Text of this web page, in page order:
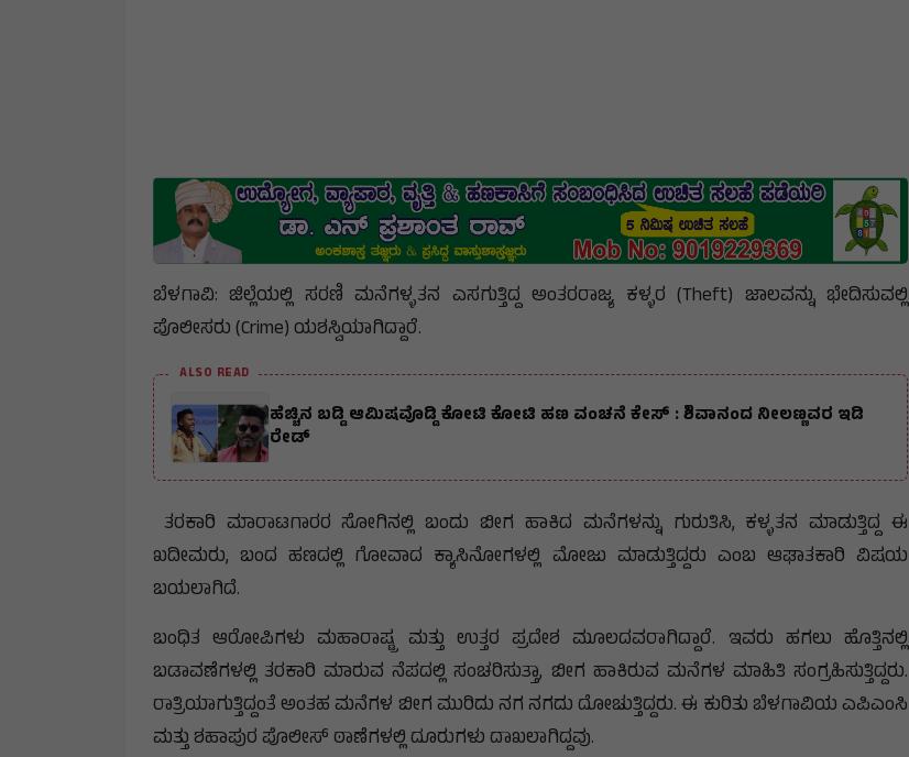
ಬೆಳಗಾವಿ: ಜಿಲ್ಲೆಯಲ್ಲಿ ಸರಣಿ ಮನೆಗಳ್ಳತನ ಎಸಗುತ್ತಿದ್ದ ಅಂತರರಾಜ್ಯ ಕಳ್ಳರ (Theft) ಜಾಲವನ್ನು ಭೇದಿಸುವಲ್ಲಿ
ಪೊಲೀಸರು (Crime) ಯಶಸ್ವಿಯಾಗಿದ್ದಾರೆ.
ALSO READ
ಹೆಚ್ಚಿನ ಬಡ್ಡಿ ಆಮಿಷವೊಡ್ಡಿ ಕೋಟಿ ಕೋಟಿ ಹಣ ವಂಚನೆ ಕೇಸ್ : ಶಿವಾನಂದ ನೀಲಣ್ಣವರ ಇಡಿ
ರೇಡ್
ತರಕಾರಿ ಮಾರಾಟಗಾರರ ಸೋಗಿನಲ್ಲಿ ಬಂದು ಬೀಗ ಹಾಕಿದ ಮನೆಗಳನ್ನು ಗುರುತಿಸಿ, ಕಳ್ಳತನ ಮಾಡುತ್ತಿದ್ದ ಈ
ಖದೀಮರು, ಬಂದ ಹಣದಲ್ಲಿ ಗೋವಾದ ಕ್ಯಾಸಿನೋಗಳಲ್ಲಿ ಮೋಜು ಮಾಡುತ್ತಿದ್ದರು ಎಂಬ ಆಘಾತಕಾರಿ ವಿಷಯ
ಬಯಲಾಗಿದೆ.
ಬಂಧಿತ ಆರೋಪಿಗಳು ಮಹಾರಾಷ್ಟ್ರ ಮತ್ತು ಉತ್ತರ ಪ್ರದೇಶ ಮೂಲದವರಾಗಿದ್ದಾರೆ. ಇವರು ಹಗಲು ಹೊತ್ತಿನಲ್ಲಿ
ಬಡಾವಣೆಗಳಲ್ಲಿ ತರಕಾರಿ ಮಾರುವ ನೆಪದಲ್ಲಿ ಸಂಚರಿಸುತ್ತಾ, ಬೀಗ ಹಾಕಿರುವ ಮನೆಗಳ ಮಾಹಿತಿ ಸಂಗ್ರಹಿಸುತ್ತಿದ್ದರು.
ರಾತ್ರಿಯಾಗುತ್ತಿದ್ದಂತೆ ಅಂತಹ ಮನೆಗಳ ಬೀಗ ಮುರಿದು ನಗ ನಗದು ದೋಚುತ್ತಿದ್ದರು. ಈ ಕುರಿತು ಬೆಳಗಾವಿಯ ಎಪಿಎಂಸಿ
ಮತ್ತು ಶಹಾಪುರ ಪೊಲೀಸ್ ಠಾಣೆಗಳಲ್ಲಿ ದೂರುಗಳು ದಾಖಲಾಗಿದ್ದವು.